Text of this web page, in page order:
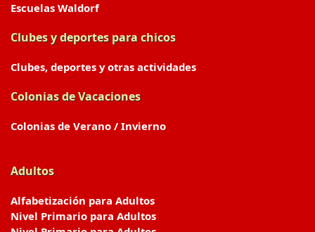
Escuelas Waldorf
Clubes y deportes para chicos
Clubes, deportes y otras actividades
Colonias de Vacaciones
Colonias de Verano / Invierno
Adultos
Alfabetización para Adultos
Nivel Primario para Adultos